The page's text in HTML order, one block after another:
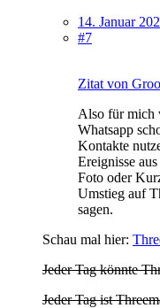
14. Januar
#7
Zitat von
Also für mich
Whatsapp
Kontakte
Ereignisse
Foto oder
Umstieg auf
sagen.
Schau mal hier:
Jeder Tag könnte
Jeder Tag ist